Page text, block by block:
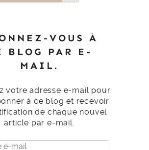
VOUS À
BLOG PAR E-
MAIL.
votre adresse e-mail pour
à ce blog et recevoir
de chaque nouvel
article par e-mail.